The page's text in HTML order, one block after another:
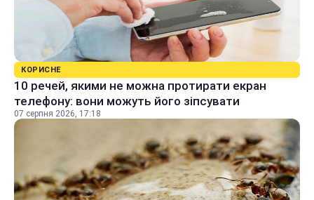
КОРИСНЕ
10 речей, якими не можна протирати екран
телефону: вони можуть його зіпсувати
07 серпня 2026, 17:18